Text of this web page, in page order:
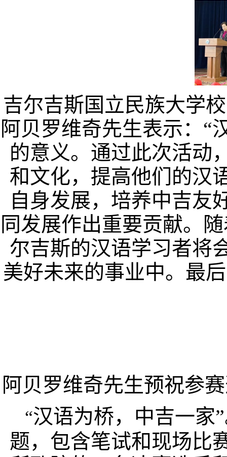
吉尔吉斯国立民族大学
阿贝罗维奇先生表示：“
的意义。通过此次活动
和文化，提高他们的汉
自身发展，培养中吉友
同发展作出重要贡献。
尔吉斯的汉语学习者将
美好未来的事业中。最
阿贝罗维奇先生预祝参
“汉语为桥，中吉一家
题，包含笔试和现场比